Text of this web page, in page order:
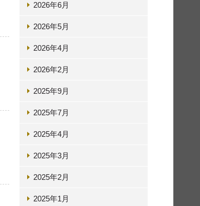
2026年6月
2026年5月
2026年4月
2026年2月
2025年9月
2025年7月
2025年4月
2025年3月
2025年2月
2025年1月